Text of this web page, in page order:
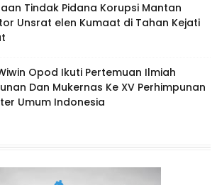
Tindak Pidana Korupsi Mantan
Unsrat elen Kumaat di Tahan Kejati
Opod Ikuti Pertemuan Ilmiah
Dan Mukernas Ke XV Perhimpunan
Umum Indonesia